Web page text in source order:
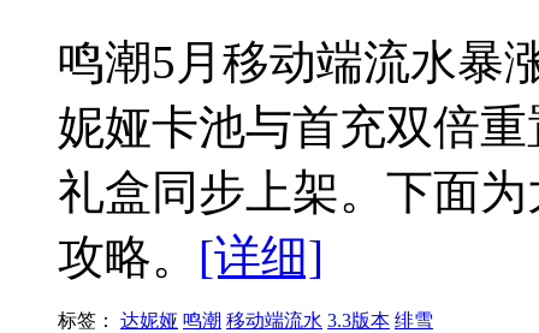
鸣潮5月移动端流水暴
妮娅卡池与首充双倍
礼盒同步上架。下面
攻略。 [详细]
标签： 达妮娅 鸣潮 移动端流水 3.3版本 绯雪